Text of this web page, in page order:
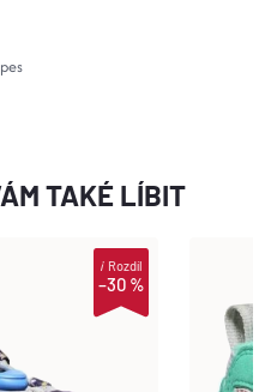
TAKÉ LÍBIT
–30 %
iRozdíl